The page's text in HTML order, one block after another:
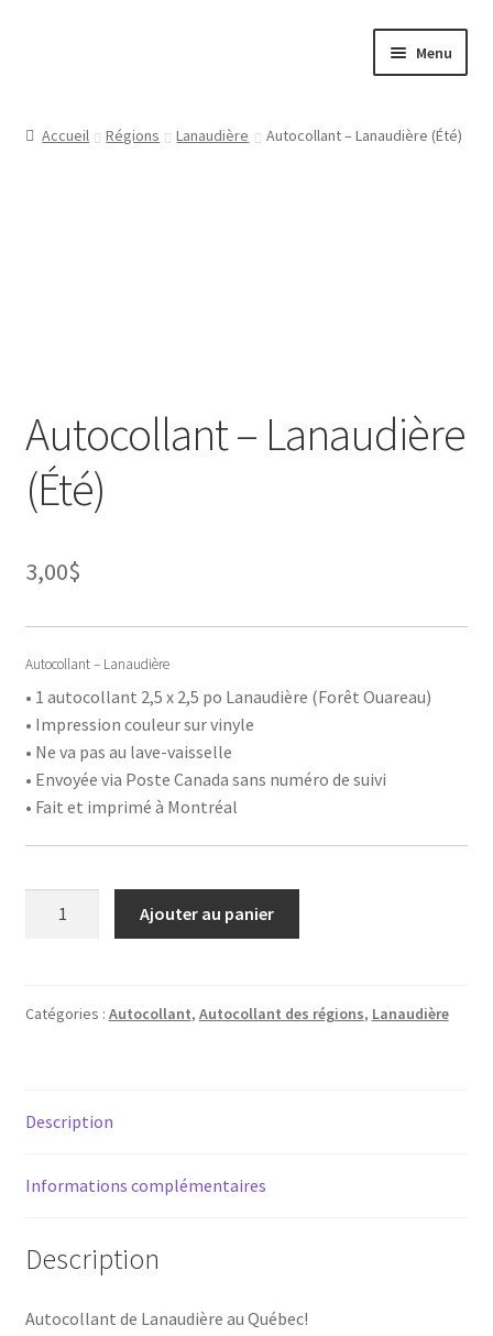
Menu
Accueil Régions Lanaudière Autocollant – Lanaudière (Été)
Autocollant – Lanaudière
(Été)
3,00$
Autocollant – Lanaudière
• 1 autocollant 2,5 x 2,5 po Lanaudière (Forêt Ouareau)
• Impression couleur sur vinyle
• Ne va pas au lave-vaisselle
• Envoyée via Poste Canada sans numéro de suivi
• Fait et imprimé à Montréal
Lanaudière
Ajouter au panier
Catégories : Autocollant, Autocollant des régions, Lanaudière
Description
Informations complémentaires
Description
Autocollant de Lanaudière au Québec!